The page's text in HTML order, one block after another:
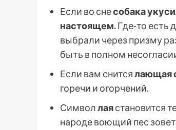
Если во снесобака
настоящем.Где-то есть
выбрали через призму
быть в полном
Если вам снитсялающая
горечи и огорчений.
Символлаястановится
народе воющий пес